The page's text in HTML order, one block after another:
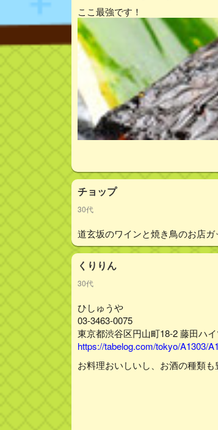
ここ最強です！
チョップ
30代
道玄坂のワインと焼き鳥のお店ガ
くりりん
30代
ひしゅうや
03-3463-0075
東京都渋谷区円山町18-2 藤田ハ
https://tabelog.com/tokyo/A1303/
お料理おいしいし、お酒の種類も